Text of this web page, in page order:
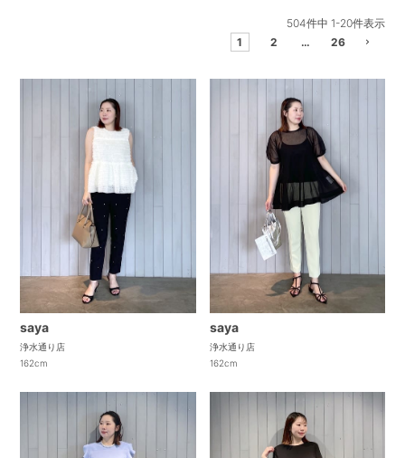
504件中 1-20件表示
1
2 … 26
saya
浄水通り店
162cm
saya
浄水通り店
162cm